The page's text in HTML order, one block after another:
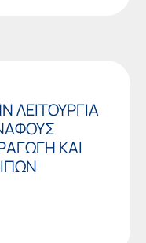
ΛΕΙΤΟΥΡΓΙΑ
ΚΑΙ